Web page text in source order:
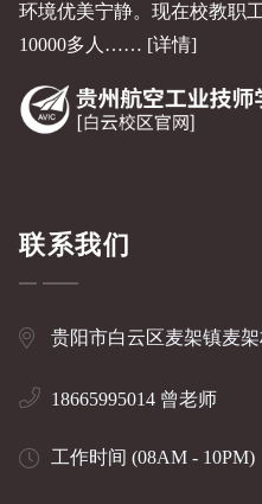
环境优美宁静。现在校教职
10000多人…… [详情]
联系我们
贵阳市白云区麦架镇麦
18665995014 曾老师
工作时间 (08AM - 10PM)